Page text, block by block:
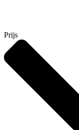
Prijs